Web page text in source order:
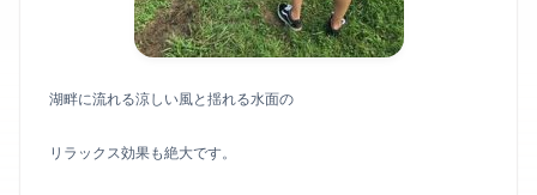
湖畔に流れる涼しい風と揺れる水面の
リラックス効果も絶大です。